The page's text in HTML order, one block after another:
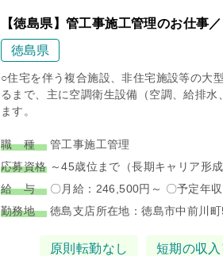
【徳島県】管工事施工管理のお仕事
徳島県
○住宅を伴う複合施設、非住宅施設等の大
るまで、主に空調衛生設備（空調、給排
ます。
職 種管工事施工管理
応募資格～45歳位まで（長期キャリア形成
給 与〇月給：246,500円～ 〇予定年収
勤務地徳島支店所在地：徳島市中前川町
原則転勤なし 短期の収入